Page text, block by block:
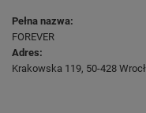
Pełna nazwa:
FOREVER
Adres:
Krakowska 119, 50-428